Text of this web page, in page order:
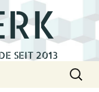
SEIT 2013
Suchen
nach: